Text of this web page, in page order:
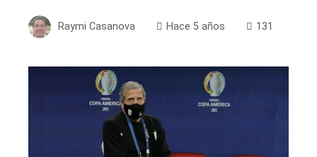
Raymi Casanova Hace 5 años 131